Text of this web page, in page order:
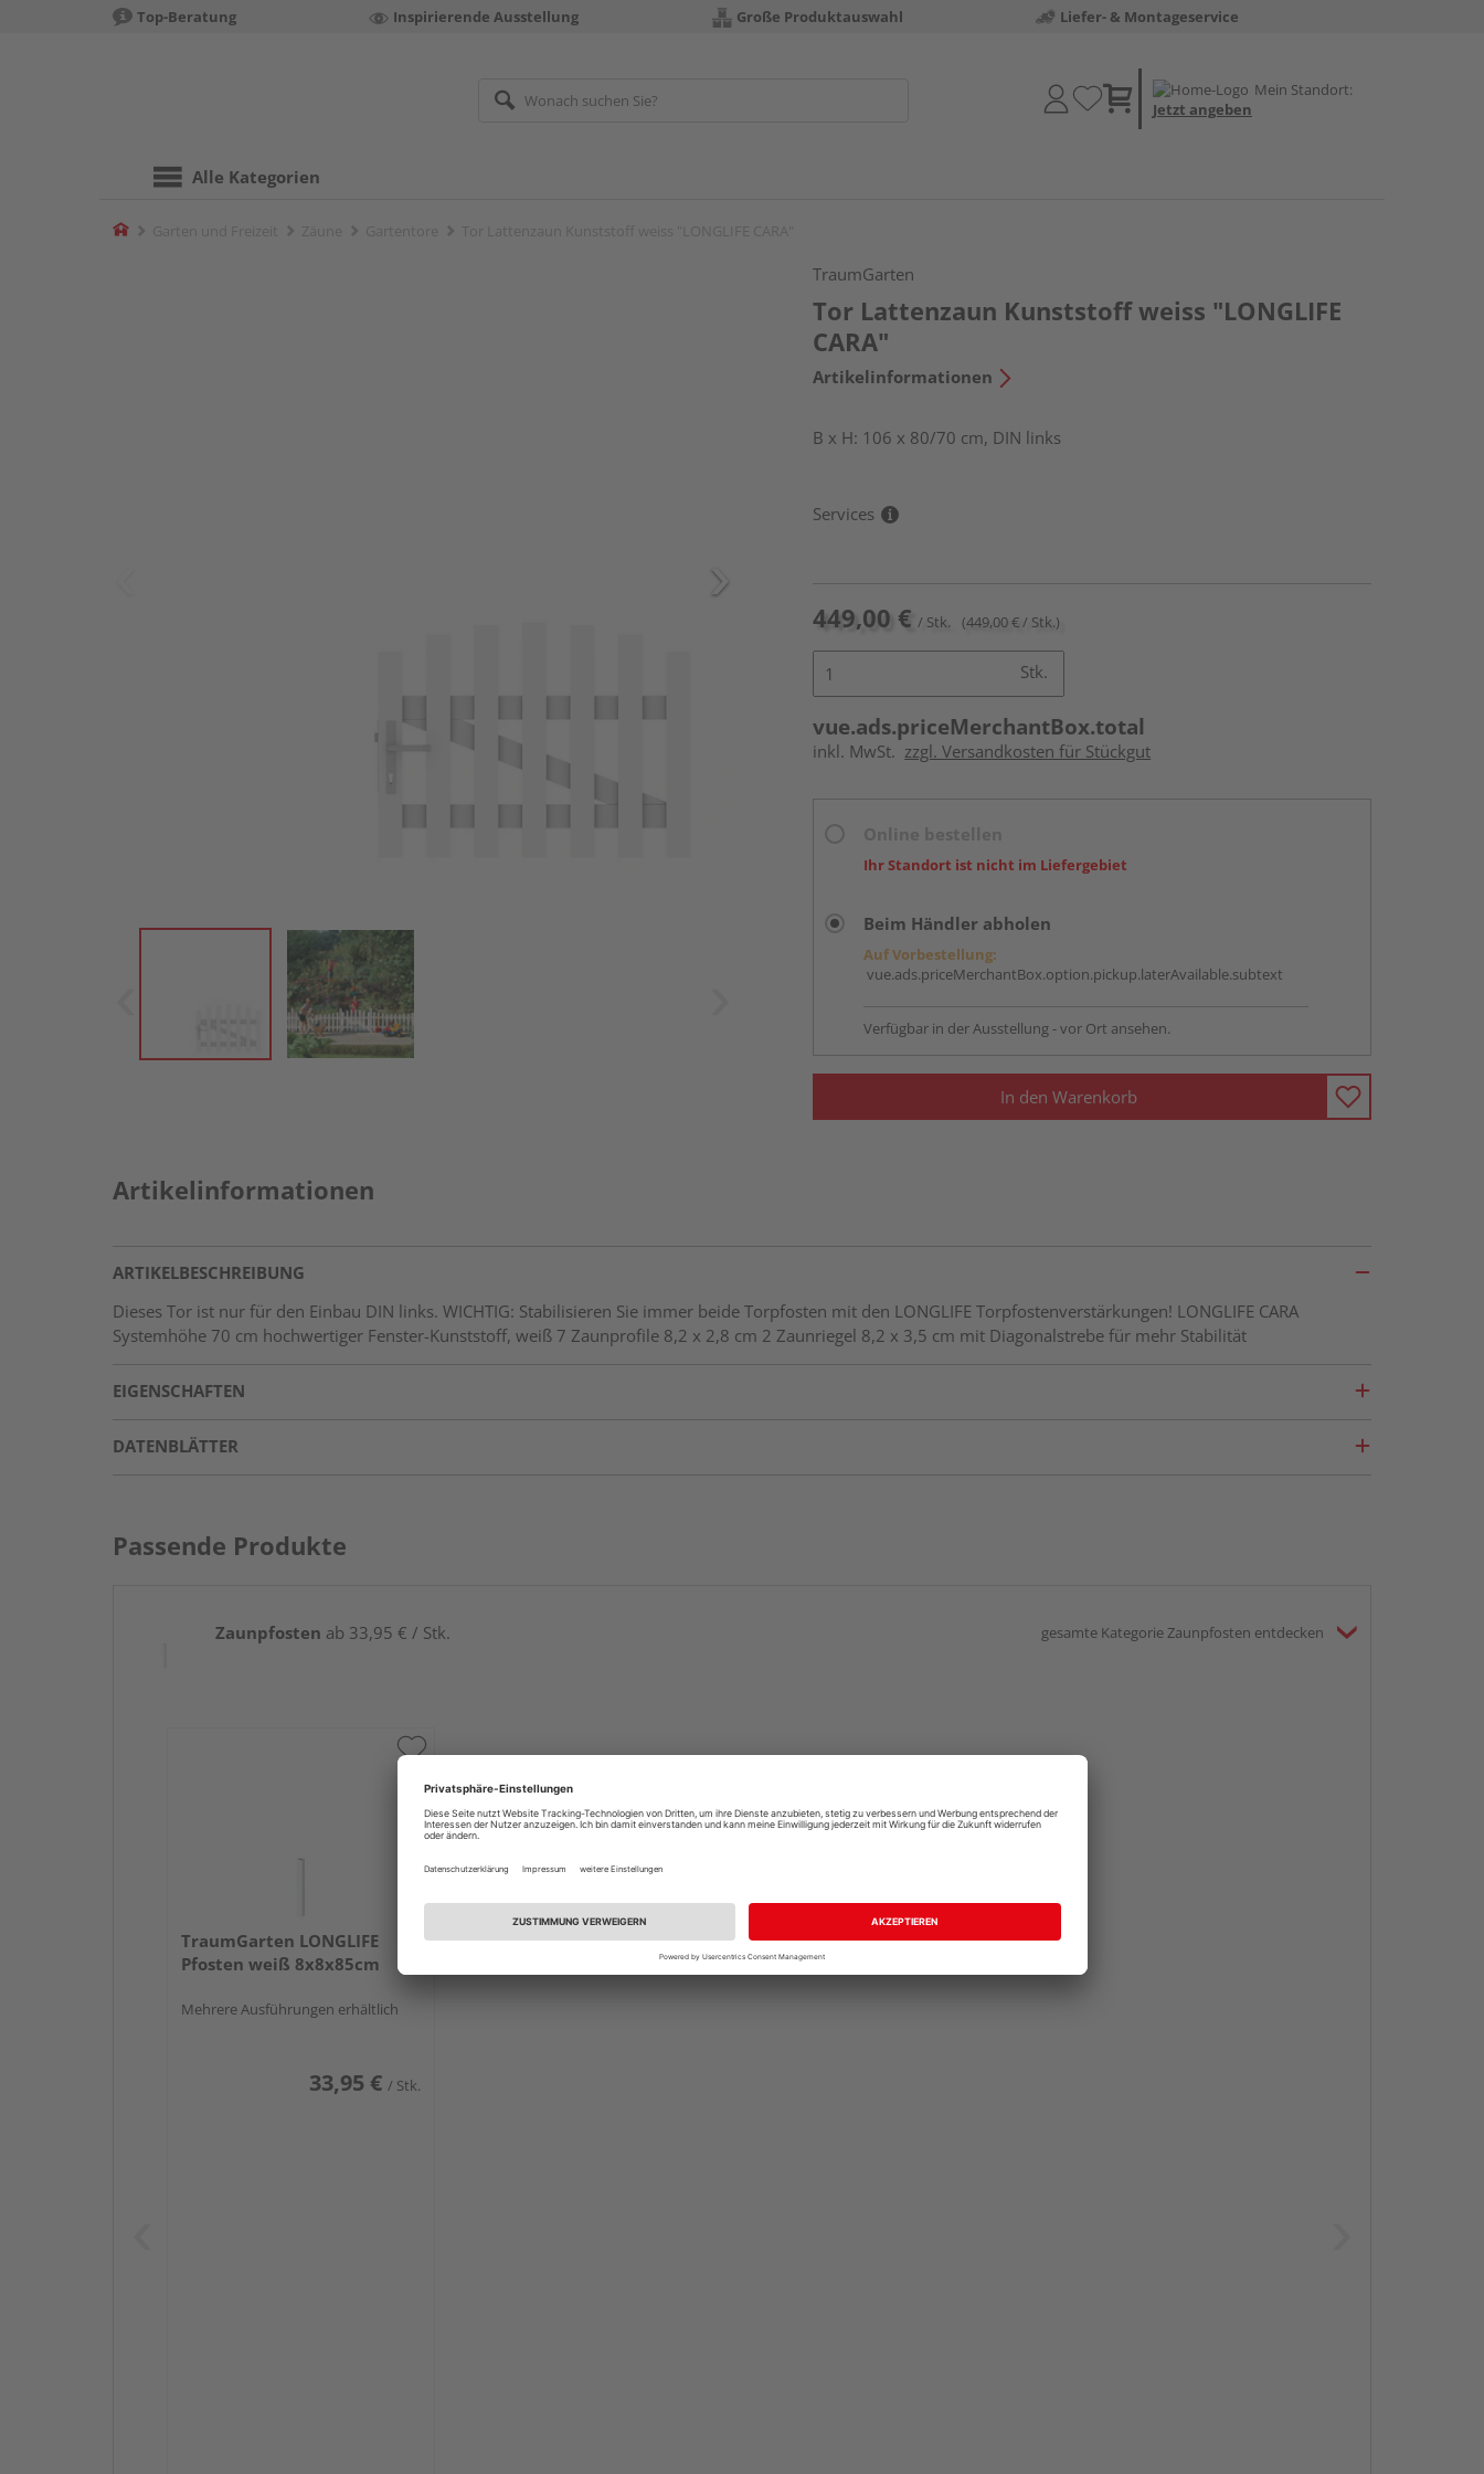
Top-Beratung Inspirierende Ausstellung Große Produktauswahl Liefer- & Montageservice
Mein Standort:
Jetzt angeben
Alle Kategorien
Home
TraumGarten
Tor Lattenzaun Kunststoff weiss "LONGLIFE
CARA"
Artikelinformationen
B x H: 106 x 80/70 cm, DIN links
Services
449,00 € / Stk. (449,00 € / Stk.)
Stk.
vue.ads.priceMerchantBox.total
inkl. MwSt. zzgl. Versandkosten für Stückgut
Ihr Standort ist nicht im Liefergebiet
Beim Händler abholen
Auf Vorbestellung:
vue.ads.priceMerchantBox.option.pickup.laterAvailable.subtext
Verfügbar in der Ausstellung - vor Ort ansehen.
In den Warenkorb
Artikelinformationen
ARTIKELBESCHREIBUNG
Dieses Tor ist nur für den Einbau DIN links. WICHTIG: Stabilisieren Sie immer beide Torpfosten mit den LONGLIFE Torpfostenverstärkungen! LONGLIFE CARA
Systemhöhe 70 cm hochwertiger Fenster-Kunststoff, weiß 7 Zaunprofile 8,2 x 2,8 cm 2 Zaunriegel 8,2 x 3,5 cm mit Diagonalstrebe für mehr Stabilität
EIGENSCHAFTEN
DATENBLÄTTER
Passende Produkte
Zaunpfosten ab 33,95 € / Stk. gesamte Kategorie Zaunpfosten entdecken
TraumGarten LONGLIFE
Pfosten weiß 8x8x85cm
Mehrere Ausführungen erhältlich
33,95 € / Stk.